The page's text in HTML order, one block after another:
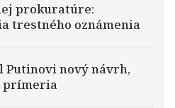
prokuratúre:
trestného oznámenia
nový návrh,
prímeria